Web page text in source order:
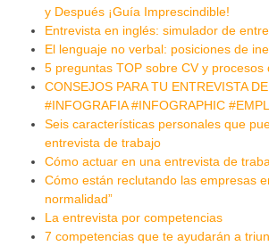
y Después ¡Guía Imprescindible!
Entrevista en inglés: simulador de
El lenguaje no verbal: posiciones de
5 preguntas TOP sobre CV y procesos
CONSEJOS PARA TU ENTREVISTA
#INFOGRAFIA #INFOGRAPHIC
Seis características personales que
entrevista de trabajo
Cómo actuar en una entrevista de
Cómo están reclutando las empresas
normalidad”
La entrevista por competencias
7 competencias que te ayudarán a